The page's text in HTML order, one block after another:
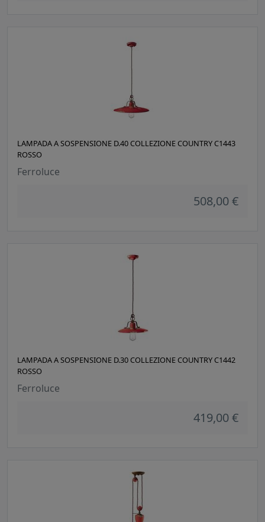
LAMPADA A SOSPENSIONE D.40 COLLEZIONE COUNTRY C1443
ROSSO
Ferroluce
508,00 €
LAMPADA A SOSPENSIONE D.30 COLLEZIONE COUNTRY C1442
ROSSO
Ferroluce
419,00 €